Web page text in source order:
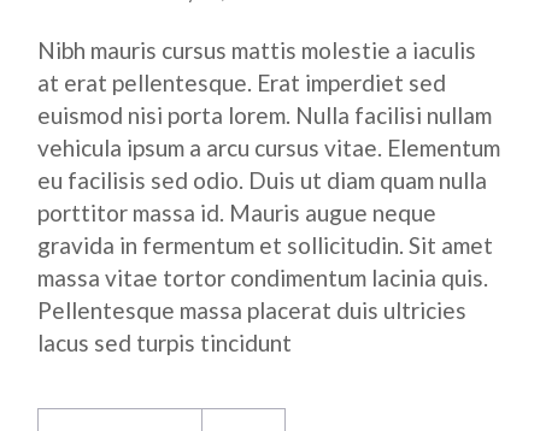
Nibh mauris cursus mattis molestie a iaculis
at erat pellentesque. Erat imperdiet sed
euismod nisi porta lorem. Nulla facilisi nullam
vehicula ipsum a arcu cursus vitae. Elementum
eu facilisis sed odio. Duis ut diam quam nulla
porttitor massa id. Mauris augue neque
gravida in fermentum et sollicitudin. Sit amet
massa vitae tortor condimentum lacinia quis.
Pellentesque massa placerat duis ultricies
lacus sed turpis tincidunt